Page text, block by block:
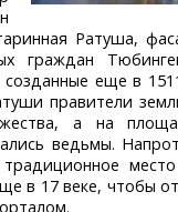
Ратуша,
граждан
еще в
правители
а на
ведьмы.
в 17 веке, чтобы